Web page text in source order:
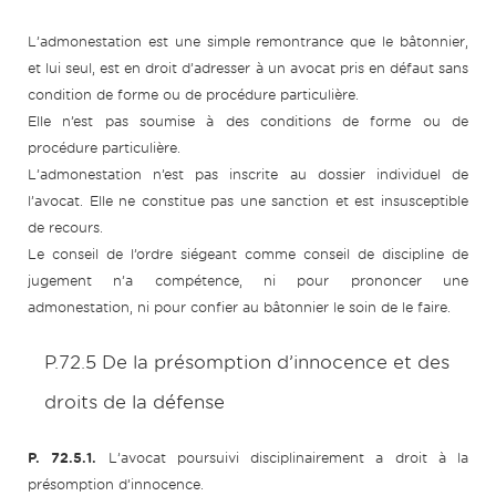
L’admonestation est une simple remontrance que le bâtonnier,
et lui seul, est en droit d’adresser à un avocat pris en défaut sans
condition de forme ou de procédure particulière.
Elle n’est pas soumise à des conditions de forme ou de
procédure particulière.
L’admonestation n’est pas inscrite au dossier individuel de
l’avocat. Elle ne constitue pas une sanction et est insusceptible
de recours.
Le conseil de l’ordre siégeant comme conseil de discipline de
jugement n’a compétence, ni pour prononcer une
admonestation, ni pour confier au bâtonnier le soin de le faire.
P.72.5 De la présomption d’innocence et des
droits de la défense
P. 72.5.1. L’avocat poursuivi disciplinairement a droit à la
présomption d’innocence.